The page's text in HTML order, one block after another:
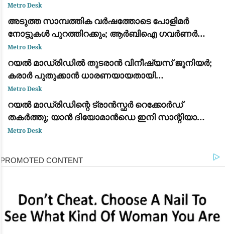
Metro Desk
അടുത്ത സാമ്പത്തിക വർഷത്തോടെ പോളിമർ
നോട്ടുകൾ പുറത്തിറക്കും; ആർബിഐ ഗവർണർ
സഞ്ജയ് മൽഹോത്ര
Metro Desk
റയൽ മാഡ്രിഡിൽ തുടരാൻ വിനീഷ്യസ് ജൂനിയർ;
കരാർ പുതുക്കാൻ ധാരണയായതായി
ഫാബ്രിസിയോ റൊമാനോയും ദ അത്‌ലറ്റിക്കും
Metro Desk
റയൽ മാഡ്രിഡിന്റെ ട്രാൻസ്ഫർ റെക്കോർഡ്
തകർത്തു; യാൻ ദിയോമാൻഡെ ഇനി സാന്റിയാഗോ
ബെർണബ്യൂവിൽ
Metro Desk